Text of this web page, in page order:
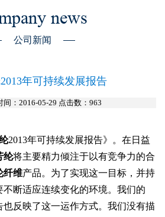
news
公司新闻
年可持续发展报告
间：2016-05-29 点击数： 963
2013年可持续发展报告》。在日益
纶将主要精力倾注于以有竞争力的合
纤维产品。为了实现这一目标，并持
断适应连续变化的环境。我们的
也反映了这一运作方式。我们没有描